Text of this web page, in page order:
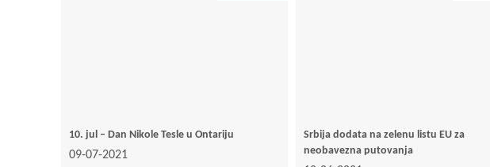
10. jul – Dan Nikole Tesle u Ontariju
09-07-2021
Srbija dodata na zelenu listu EU za
neobavezna putovanja